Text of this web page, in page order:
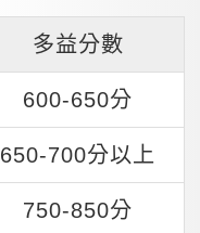
多益分數
600-650分
650-700分以上
750-850分